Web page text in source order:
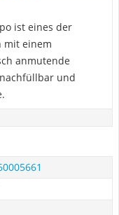
ist eines der
mit einem
anmutende
und